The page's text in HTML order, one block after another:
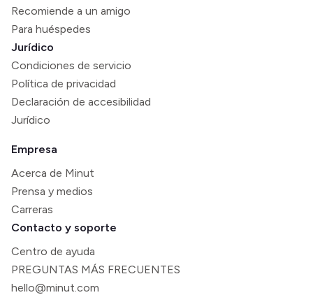
Recomiende a un amigo
Para huéspedes
Jurídico
Condiciones de servicio
Política de privacidad
Declaración de accesibilidad
Jurídico
Empresa
Acerca de Minut
Prensa y medios
Carreras
Contacto y soporte
Centro de ayuda
PREGUNTAS MÁS FRECUENTES
hello@minut.com